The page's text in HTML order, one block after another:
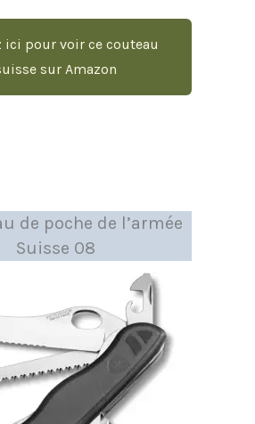
ici pour voir ce couteau
sur Amazon
de poche de l’armée
Suisse 08